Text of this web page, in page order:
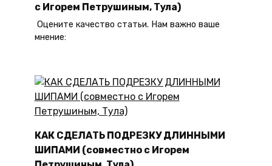
с Игорем Петрушиным, Тула)
Оцените качество статьи. Нам важно ваше
мнение:
КАК СДЕЛАТЬ ПОДРЕЗКУ ДЛИННЫМИ
ШИПАМИ (совместно с Игорем